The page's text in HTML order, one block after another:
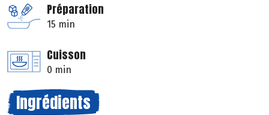
Préparation
15 min
Cuisson
0 min
Ingrédients